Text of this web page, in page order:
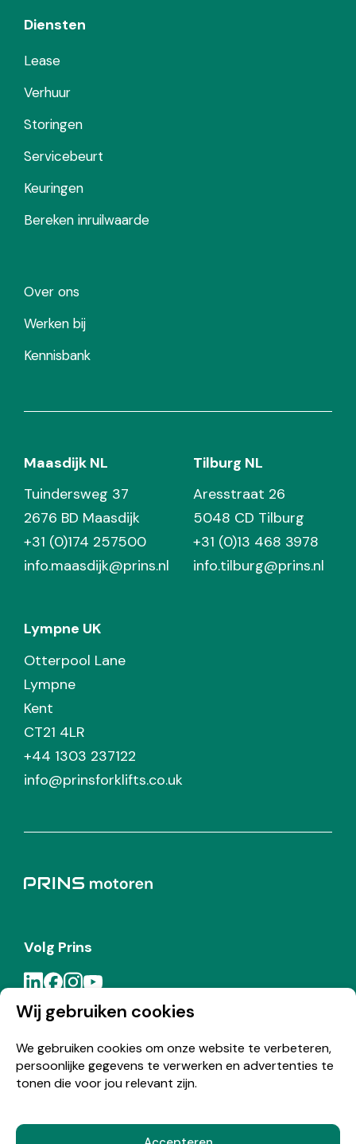
Wij gebruiken cookies
We gebruiken cookies om onze website te verbeteren,
persoonlijke gegevens te verwerken en advertenties te
tonen die voor jou relevant zijn.
Diensten
Lease
Verhuur
Storingen
Servicebeurt
Keuringen
Bereken inruilwaarde
Over ons
Werken bij
Kennisbank
Maasdijk NL
Tuindersweg 37
2676 BD Maasdijk
+31 (0)174 257500
info.maasdijk@prins.nl
Tilburg NL
Aresstraat 26
5048 CD Tilburg
+31 (0)13 468 3978
info.tilburg@prins.nl
Lympne UK
Otterpool Lane
Lympne
Kent
CT21 4LR
+44 1303 237122
info@prinsforklifts.co.uk
Volg Prins
Meld je aan voor de Prins nieuwsbrief